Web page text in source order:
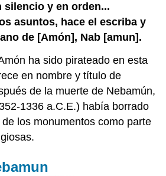
silencio y en orden...
asuntos, hace el escriba y
de [Amón], Nab [amun].
ha sido pirateado en esta
en nombre y título de
de la muerte de Nebamún,
1336 a.C.E.) había borrado
los monumentos como parte